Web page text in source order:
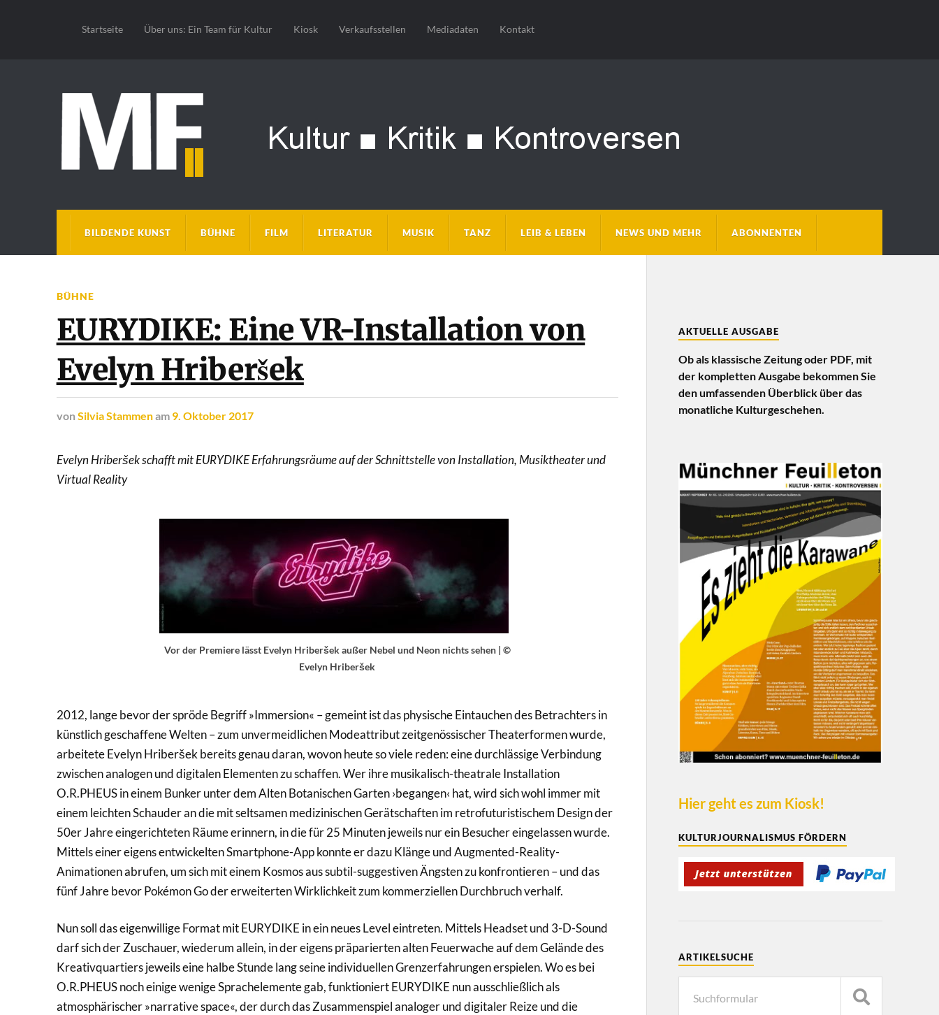
Startseite Über uns: Ein Team für Kultur Kiosk Verkaufsstellen Mediadaten Kontakt
BILDENDE KUNST BÜHNE FILM LITERATUR MUSIK TANZ LEIB & LEBEN NEWS UND MEHR ABONNENTEN
BÜHNE
EURYDIKE: Eine VR-Installation von
Evelyn Hriberšek
von Silvia Stammenam 9. Oktober 2017
Evelyn Hriberšek schafft mit EURYDIKE Erfahrungsräume auf der Schnittstelle von Installation, Musiktheater und
Virtual Reality
Vor der Premiere lässt Evelyn Hriberšek außer Nebel und Neon nichts sehen | ©
Evelyn Hriberšek
2012, lange bevor der spröde Begriff »Immersion« – gemeint ist das physische Eintauchen des Betrachters in
künstlich geschaffene Welten – zum unvermeidlichen Modeattribut zeitgenössischer Theaterformen wurde,
arbeitete Evelyn Hriberšek bereits genau daran, wovon heute so viele reden: eine durchlässige Verbindung
zwischen analogen und digitalen Elementen zu schaffen. Wer ihre musikalisch-theatrale Installation
O.R.PHEUS in einem Bunker unter dem Alten Botanischen Garten ›begangen‹ hat, wird sich wohl immer mit
einem leichten Schauder an die mit seltsamen medizinischen Gerätschaften im retrofuturistischem Design der
50er Jahre eingerichteten Räume erinnern, in die für 25 Minuten jeweils nur ein Besucher eingelassen wurde.
Mittels einer eigens entwickelten Smartphone-App konnte er dazu Klänge und Augmented-Reality-
Animationen abrufen, um sich mit einem Kosmos aus subtil-suggestiven Ängsten zu konfrontieren – und das
fünf Jahre bevor Pokémon Go der erweiterten Wirklichkeit zum kommerziellen Durchbruch verhalf.
Nun soll das eigenwillige Format mit EURYDIKE in ein neues Level eintreten. Mittels Headset und 3-D-Sound
darf sich der Zuschauer, wiederum allein, in der eigens präparierten alten Feuerwache auf dem Gelände des
Kreativquartiers jeweils eine halbe Stunde lang seine individuellen Grenzerfahrungen erspielen. Wo es bei
O.R.PHEUS noch einige wenige Sprachelemente gab, funktioniert EURYDIKE nun ausschließlich als
atmosphärischer »narrative space«, der durch das Zusammenspiel analoger und digitaler Reize und die
AKTUELLE AUSGABE
Ob als klassische Zeitung oder PDF, mit
der kompletten Ausgabe bekommen Sie
den umfassenden Überblick über das
monatliche Kulturgeschehen.
Hier geht es zum Kiosk!
KULTURJOURNALISMUS FÖRDERN
ARTIKELSUCHE